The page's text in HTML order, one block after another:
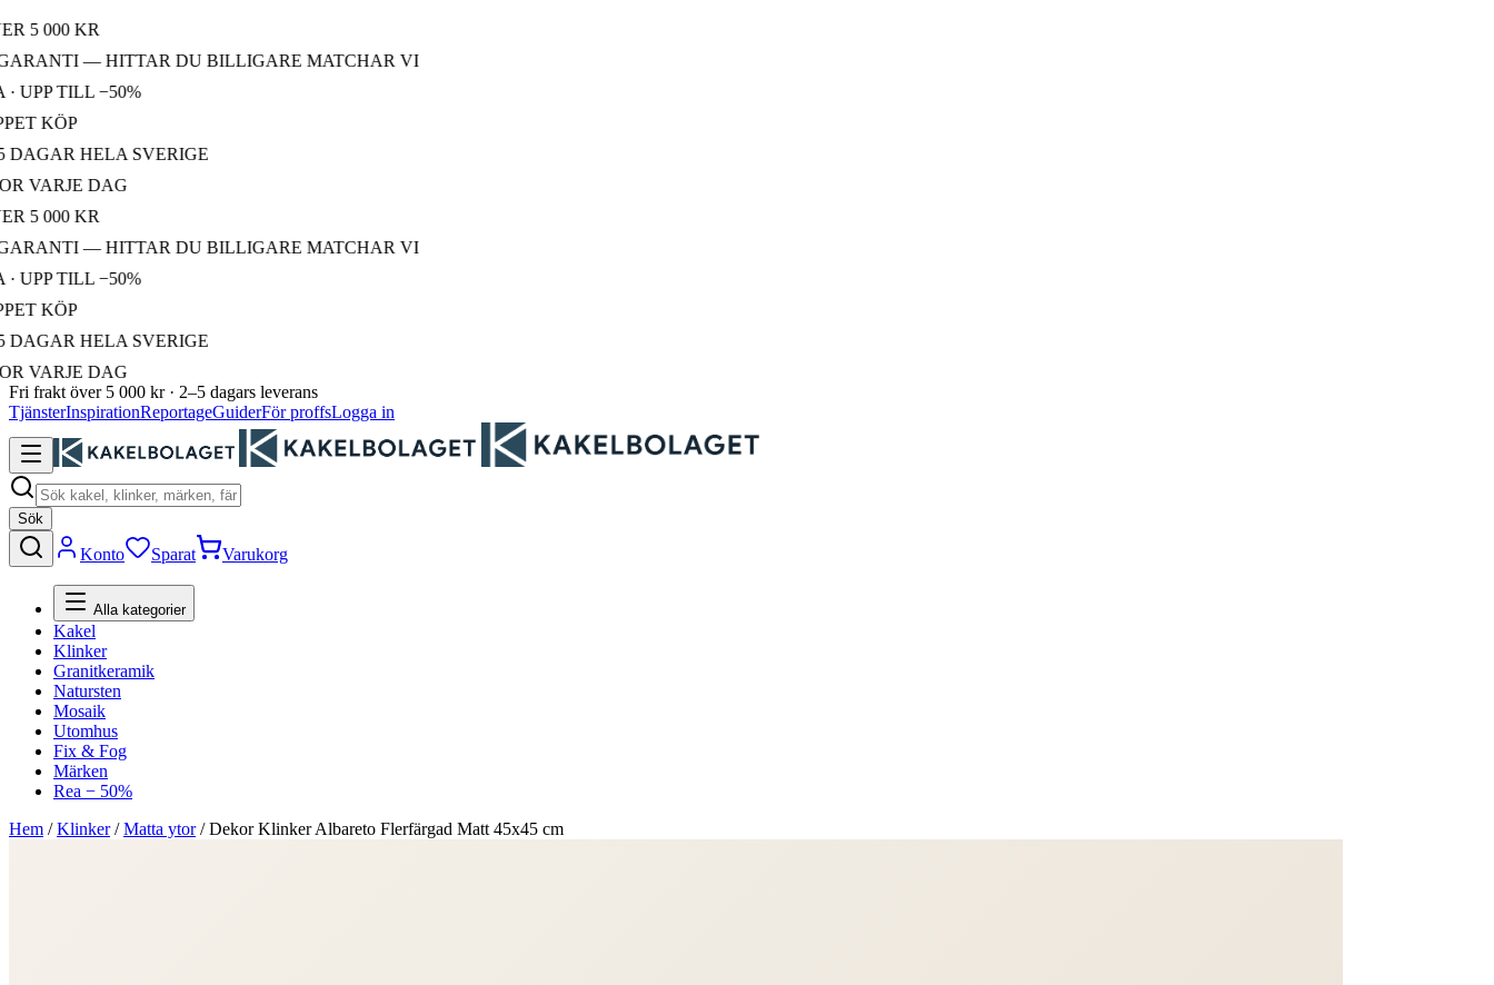
000 KR
— HITTAR DU BILLIGARE MATCHAR VI
TILL −50%
KÖP
HELA SVERIGE
DAG
000 KR
— HITTAR DU BILLIGARE MATCHAR VI
TILL −50%
KÖP
HELA SVERIGE
DAG
Fri frakt över 5 000 kr · 2–5 dagars leverans
TjänsterInspirationReportageGuiderFör proffsLogga in
Sök
Konto Sparat Varukorg
Alla kategorier
Kakel
Klinker
Granitkeramik
Natursten
Mosaik
Utomhus
Fix & Fog
Märken
Rea − 50%
Hem /Klinker/Matta ytor/Dekor Klinker Albareto Flerfärgad Matt 45x45 cm